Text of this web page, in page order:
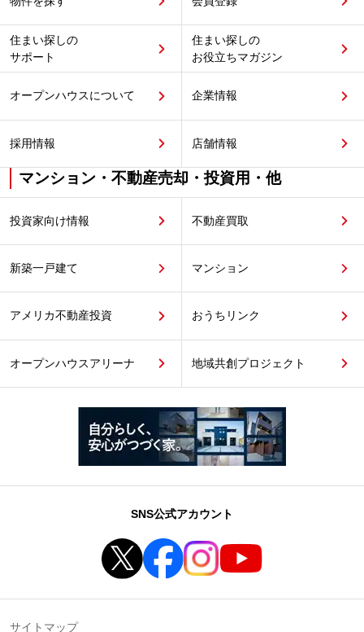
住まい探しの
サポート
住まい探しの
お役立ちマガジン
オープンハウスについて 企業情報
採用情報 店舗情報
マンション・不動産売却・投資用・他
投資家向け情報 不動産買取
新築一戸建て マンション
アメリカ不動産投資 おうちリンク
オープンハウスアリーナ 地域共創プロジェクト
SNS公式アカウント
サイトマップ